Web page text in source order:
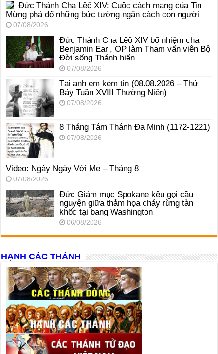
Đức Thánh Cha Lêô XIV: Cuộc cách mạng của Tin
Mừng phá đổ những bức tường ngăn cách con người
07/08/2026
Đức Thánh Cha Lêô XIV bổ nhiệm cha
Benjamin Earl, OP làm Tham vấn viên Bộ
Đời sống Thánh hiến
07/08/2026
Tại anh em kém tin (08.08.2026 – Thứ
Bảy Tuần XVIII Thường Niên)
07/08/2026
8 Tháng Tám Thánh Ða Minh (1172-1221)
07/08/2026
Video: Ngày Ngày Với Mẹ – Tháng 8
07/08/2026
Đức Giám mục Spokane kêu gọi cầu
nguyện giữa thảm họa cháy rừng tàn
khốc tại bang Washington
06/08/2026
HẠNH CÁC THÁNH